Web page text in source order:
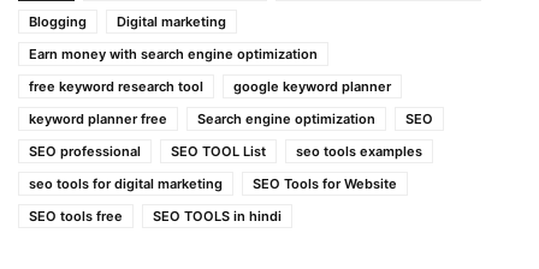
Blogging
Digital marketing
Earn money with search engine optimization
free keyword research tool
google keyword planner
keyword planner free
Search engine optimization
SEO
SEO professional
SEO TOOL List
seo tools examples
seo tools for digital marketing
SEO Tools for Website
SEO tools free
SEO TOOLS in hindi